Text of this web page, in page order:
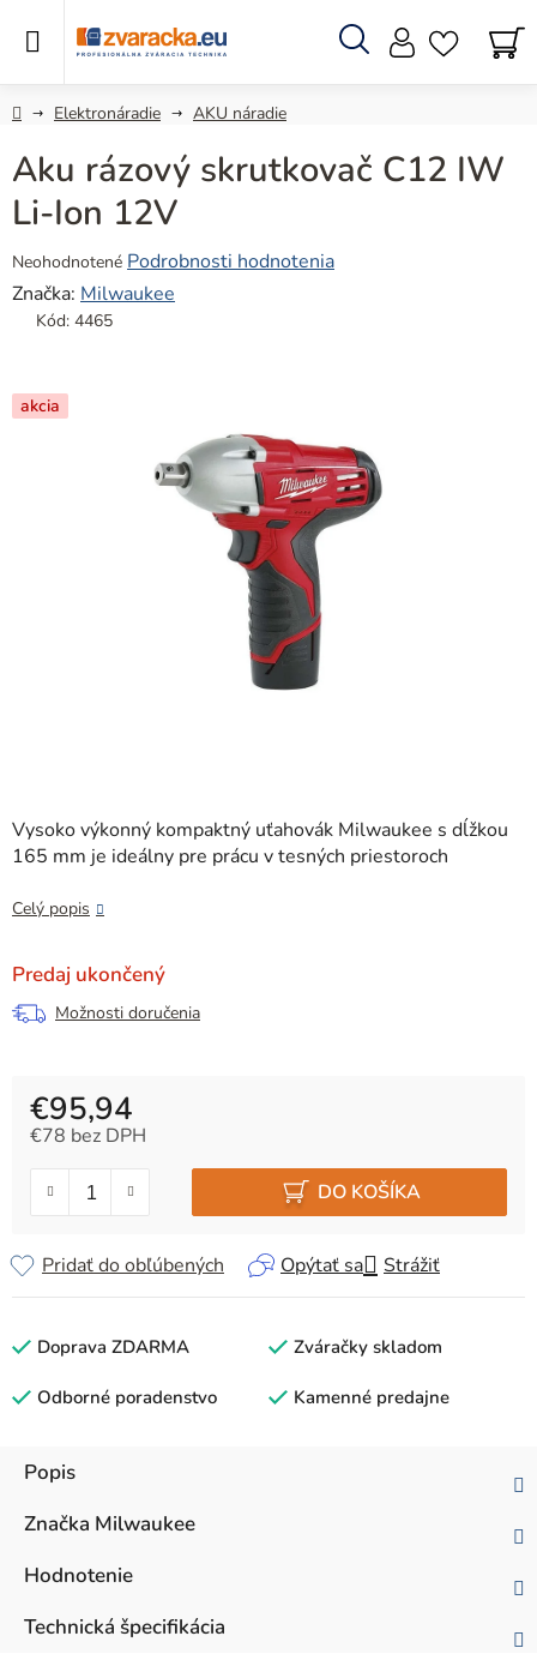
Hľadať
DomovElektronáradie AKU náradie
Vysoko výkonný kompaktný uťahovák Milwaukee s dĺžkou
165 mm je ideálny pre prácu v tesných priestoroch
Celý popis
Predaj ukončený
Možnosti doručenia
€95,94
€78 bez DPH
DO KOŠÍKA
Opýtať sa Strážiť
Pridať do obľúbených
Aku rázový skrutkovač C12 IW
Li-Ion 12V
Priemerné
hodnotenie
produktu
z
5
Neohodnotené Podrobnosti hodnotenia
Značka: Milwaukee
Kód: 4465
akcia
Doprava ZDARMA Zváračky skladom
Odborné poradenstvo Kamenné predajne
Popis
Značka Milwaukee
Hodnotenie
Technická špecifikácia